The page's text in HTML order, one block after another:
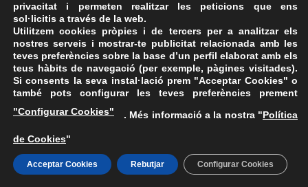
privacitat i permeten realitzar les peticions que ens
sol·licitis a través de la web.
Utilitzem cookies pròpies i de tercers per a analitzar els
nostres serveis i mostrar-te publicitat relacionada amb les
teves preferències sobre la base d’un perfil elaborat amb els
teus hàbits de navegació (per exemple, pàgines visitades).
Si consents la seva instal·lació prem "Acceptar Cookies" o
també pots configurar les teves preferències prement
"Configurar Cookies"
. Més informació a la nostra "Política
de Cookies"
Acceptar Cookies Rebutjar Configurar Cookies